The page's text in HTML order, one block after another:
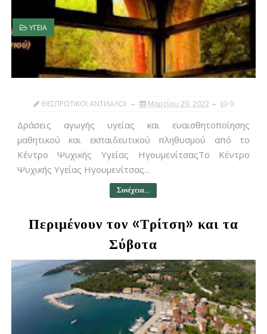
ΥΓΕΙΑ
ΘΕΣΠΡΩΤΙΚΟΙ ΑΝΤΙΛΑΛΟΙ Μαρτίου 29, 2022 0
Δράσεις αγωγής υγείας και ευαισθητοποίησης
μαθητικού και εκπαιδευτικού πληθυσμού από το
Κέντρο Ψυχικής Υγείας ΗγουμενίτσαςΤο Κέντρο
Ψυχικής Υγείας Ηγουμενίτσας...
Συνέχεια...
Περιμένουν τον «Τρίτση» και τα
Σύβοτα